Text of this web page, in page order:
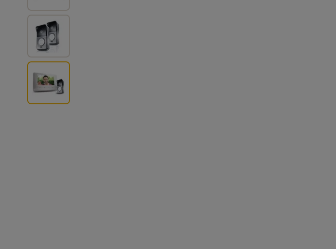
View larger image